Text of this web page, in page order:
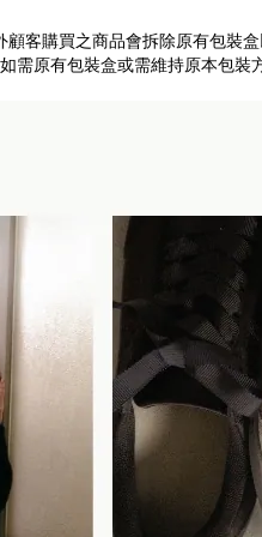
顧客購買之商品會拆除原有包裝
如需原有包裝盒或需維持原本包裝